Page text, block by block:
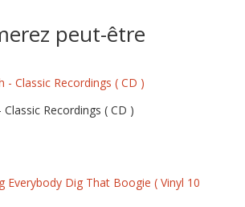
peut-être
Recordings ( CD )